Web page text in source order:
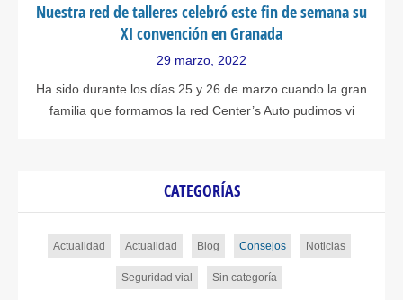
Nuestra red de talleres celebró este fin de semana su
XI convención en Granada
29 marzo, 2022
Ha sido durante los días 25 y 26 de marzo cuando la gran
familia que formamos la red Center’s Auto pudimos vi
CATEGORÍAS
Actualidad Actualidad Blog Consejos Noticias
Seguridad vial Sin categoría